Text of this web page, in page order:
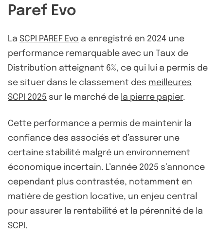
Paref Evo
La SCPI PAREF Evo a enregistré en 2024 une
performance remarquable avec un Taux de
Distribution atteignant 6%, ce qui lui a permis de
se situer dans le classement des meilleures
SCPI 2025 sur le marché de la pierre papier.
Cette performance a permis de maintenir la
confiance des associés et d’assurer une
certaine stabilité malgré un environnement
économique incertain. L’année 2025 s’annonce
cependant plus contrastée, notamment en
matière de gestion locative, un enjeu central
pour assurer la rentabilité et la pérennité de la
SCPI .